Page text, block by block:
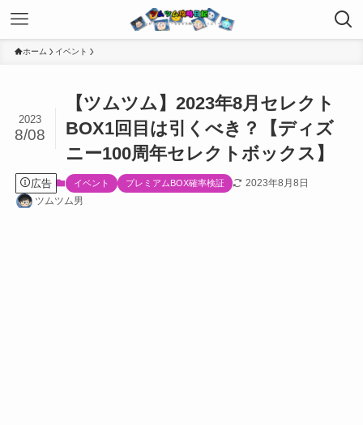
ホーム イベント
【ツムツム】2023年8月セレクト
BOX1回目は引くべき？【ディズ
ニー100周年セレクトボックス】
2023
8/08
広告 イベント プレミアムBOX確率検証
2023年8月8日
ツムツム男